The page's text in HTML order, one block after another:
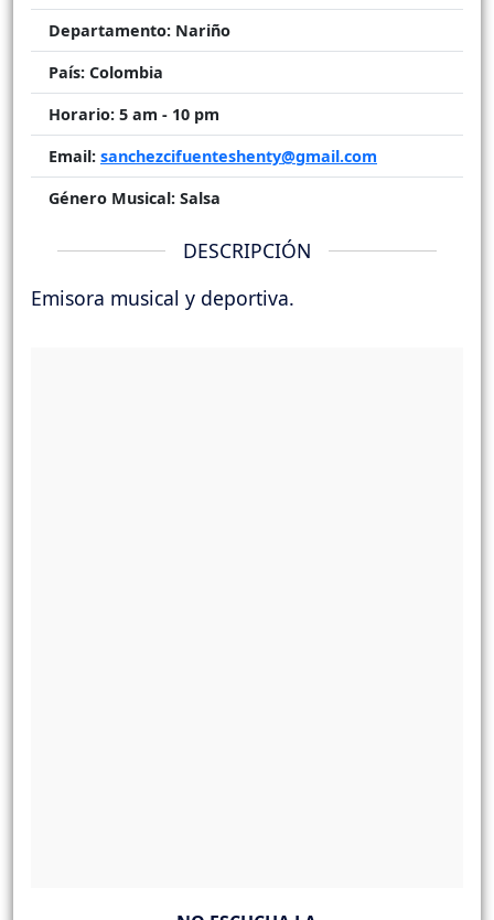
Departamento: Nariño
País: Colombia
Horario: 5 am - 10 pm
Email: sanchezcifuenteshenty@gmail.com
Género Musical: Salsa
DESCRIPCIÓN
Emisora musical y deportiva.